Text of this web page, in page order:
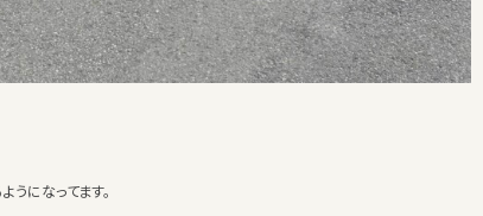
になってます。